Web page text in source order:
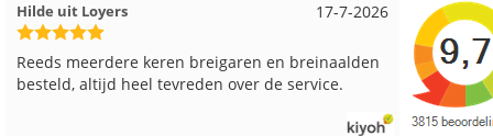
12-7-2026
Loes uit EMMELOORD
Snelle levering en keurig verpakt. Top.
Nell uit
Goed